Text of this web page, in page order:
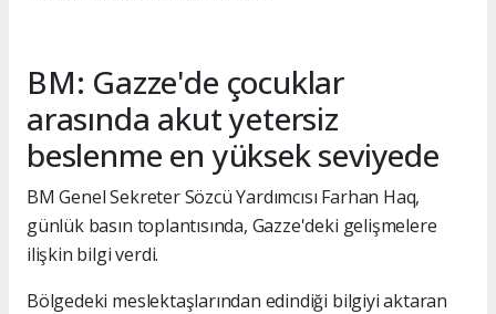
BM: Gazze'de çocuklar
arasında akut yetersiz
beslenme en yüksek seviyede
BM Genel Sekreter Sözcü Yardımcısı Farhan Haq,
günlük basın toplantısında, Gazze'deki gelişmelere
ilişkin bilgi verdi.
Bölgedeki meslektaşlarından edindiği bilgiyi aktaran